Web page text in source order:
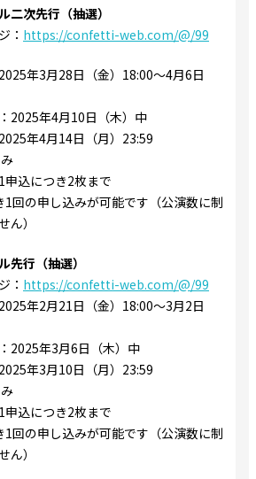
次先行（抽選）
： https://confetti-web.com/@/99
年3月28日（金）18:00～4月6日
2025年4月10日（木）中
年4月14日（月）23:59
込につき2枚まで
回の申し込みが可能です（公演数に制
ん）
行（抽選）
： https://confetti-web.com/@/99
年2月21日（金）18:00～3月2日
2025年3月6日（木）中
年3月10日（月）23:59
込につき2枚まで
回の申し込みが可能です（公演数に制
ん）